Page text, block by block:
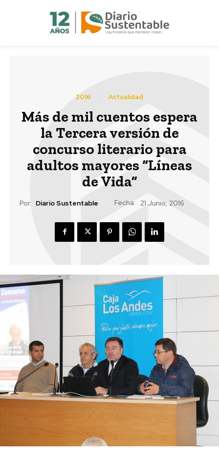
2016 Actualidad
Más de mil cuentos espera
la Tercera versión de
concurso literario para
adultos mayores “Líneas
de Vida”
Por: Diario Sustentable Fecha: 21 Junio, 2016